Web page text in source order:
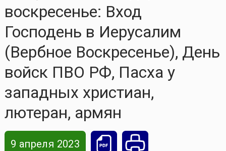
воскресенье: Вход
Господень в Иерусалим
(Вербное Воскресенье), День
войск ПВО РФ, Пасха у
западных христиан,
лютеран, армян
9 апреля 2023